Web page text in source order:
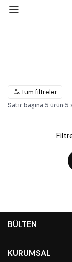
Tüm filtreler
Satır başına 5 ürün·5
BÜLTEN
KURUMSAL